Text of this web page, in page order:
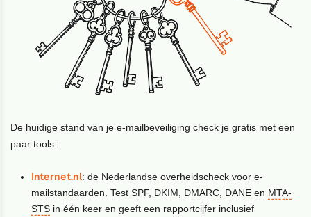
De huidige stand van je e-mailbeveiliging check je gratis met een
paar tools:
Internet.nl: de Nederlandse overheidscheck voor e-
mailstandaarden. Test SPF, DKIM, DMARC, DANE en MTA-
STS in één keer en geeft een rapportcijfer inclusief